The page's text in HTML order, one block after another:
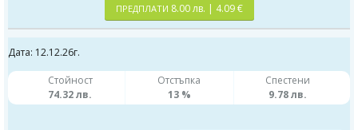
ПРЕДПЛАТИ 8.00 лв. | 4.09 €
Дата: 12.12.26г.
Стойност
74.32 лв.
Отстъпка
13 %
Спестени
9.78 лв.